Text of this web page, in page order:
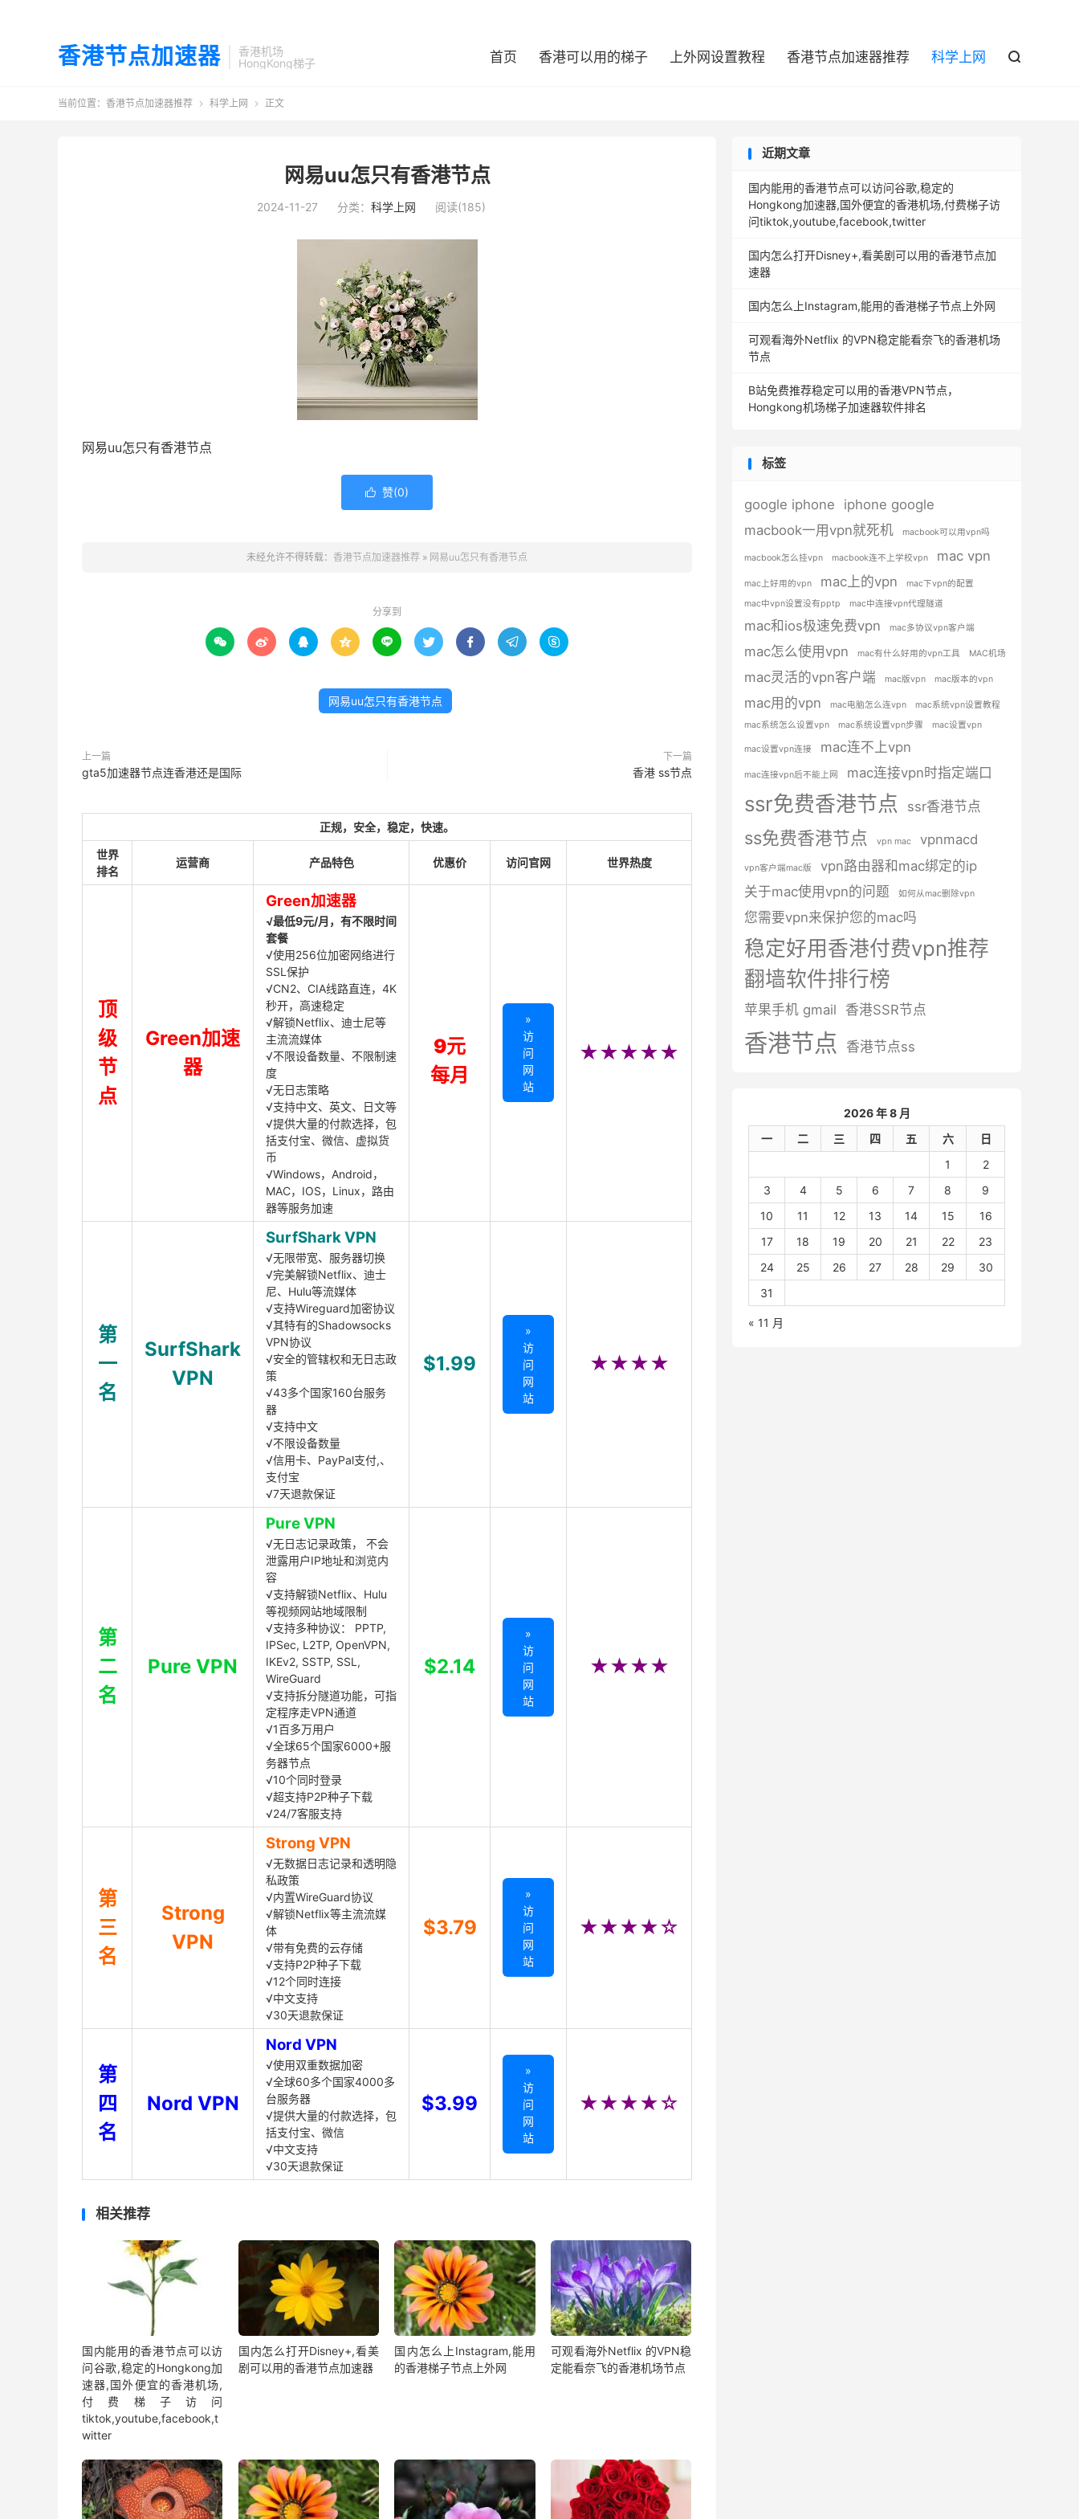
香港节点加速器
香港机场
HongKong梯子
首页 香港可以用的梯子 上外网设置教程 香港节点加速器推荐 科学上网 
当前位置： 香港节点加速器推荐  科学上网  正文
网易uu怎只有香港节点
2024-11-27 分类： 科学上网 阅读(185)
网易uu怎只有香港节点
 赞(0)
未经允许不得转载： 香港节点加速器推荐 » 网易uu怎只有香港节点
分享到
        
网易uu怎只有香港节点
上一篇
gta5加速器节点连香港还是国际
下一篇
香港 ss节点
正规，安全，稳定，快速。
世界
排名
运营商 产品特色 优惠价 访问官网 世界热度
顶
级
节
点
Green加速
器
Green加速器
√最低9元/月，有不限时间
套餐
√使用256位加密网络进行
SSL保护
√CN2、CIA线路直连，4K
秒开，高速稳定
√解锁Netflix、迪士尼等
主流流媒体
√不限设备数量、不限制速
度
√无日志策略
√支持中文、英文、日文等
√提供大量的付款选择，包
括支付宝、微信、虚拟货
币
√Windows，Android，
MAC，IOS，Linux，路由
器等服务加速
9元
每月
»
访
问
网
站
★★★★★
第
一
名
SurfShark
VPN
SurfShark VPN
√无限带宽、服务器切换
√完美解锁Netflix、迪士
尼、Hulu等流媒体
√支持Wireguard加密协议
√其特有的Shadowsocks
VPN协议
√安全的管辖权和无日志政
策
√43多个国家160台服务
器
√支持中文
√不限设备数量
√信用卡、PayPal支付,、
支付宝
√7天退款保证
$1.99
»
访
问
网
站
★★★★
第
二
名
Pure VPN
Pure VPN
√无日志记录政策， 不会
泄露用户IP地址和浏览内
容
√支持解锁Netflix、Hulu
等视频网站地域限制
√支持多种协议： PPTP,
IPSec, L2TP, OpenVPN,
IKEv2, SSTP, SSL,
WireGuard
√支持拆分隧道功能，可指
定程序走VPN通道
√1百多万用户
√全球65个国家6000+服
务器节点
√10个同时登录
√超支持P2P种子下载
√24/7客服支持
$2.14
»
访
问
网
站
★★★★
第
三
名
Strong
VPN
Strong VPN
√无数据日志记录和透明隐
私政策
√内置WireGuard协议
√解锁Netflix等主流流媒
体
√带有免费的云存储
√支持P2P种子下载
√12个同时连接
√中文支持
√30天退款保证
$3.79
»
访
问
网
站
★★★★☆
第
四
名
Nord VPN
Nord VPN
√使用双重数据加密
√全球60多个国家4000多
台服务器
√提供大量的付款选择，包
括支付宝、微信
√中文支持
√30天退款保证
$3.99
»
访
问
网
站
★★★★☆
相关推荐
国内能用的香港节点可以访
问谷歌,稳定的Hongkong加
速器,国外便宜的香港机场,
付费梯子访问
tiktok,youtube,facebook,t
witter
国内怎么打开Disney+,看美
剧可以用的香港节点加速器
国内怎么上Instagram,能用
的香港梯子节点上外网
可观看海外Netflix 的VPN稳
定能看奈飞的香港机场节点
近期文章
国内能用的香港节点可以访问谷歌,稳定的
Hongkong加速器,国外便宜的香港机场,付费梯子访
问tiktok,youtube,facebook,twitter
国内怎么打开Disney+,看美剧可以用的香港节点加
速器
国内怎么上Instagram,能用的香港梯子节点上外网
可观看海外Netflix 的VPN稳定能看奈飞的香港机场
节点
B站免费推荐稳定可以用的香港VPN节点，
Hongkong机场梯子加速器软件排名
标签
google iphone
iphone google
macbook一用vpn就死机
macbook可以用vpn吗
macbook怎么挂vpn macbook连不上学校vpn mac vpn
mac上好用的vpn mac上的vpn
mac下vpn的配置
mac中vpn设置没有pptp
mac中连接vpn代理隧道
mac和ios极速免费vpn mac多协议vpn客户端
mac怎么使用vpn mac有什么好用的vpn工具 MAC机场
mac灵活的vpn客户端 mac版vpn mac版本的vpn
mac用的vpn mac电脑怎么连vpn
mac系统vpn设置教程
mac系统怎么设置vpn
mac系统设置vpn步骤 mac设置vpn
mac设置vpn连接 mac连不上vpn
mac连接vpn后不能上网 mac连接vpn时指定端口
ssr免费香港节点 ssr香港节点
ss免费香港节点 vpn mac vpnmacd
vpn客户端mac版
vpn路由器和mac绑定的ip
关于mac使用vpn的问题
如何从mac删除vpn
您需要vpn来保护您的mac吗
稳定好用香港付费vpn推荐
翻墙软件排行榜
苹果手机 gmail 香港SSR节点
香港节点 香港节点ss
2026 年 8 月
一
二 三 四 五 六
日
1
2
3
4 5 6 7 8
9
10
11 12 13 14 15
16
17
18 19 20 21 22
23
24
25 26 27 28 29
30
31
« 11 月